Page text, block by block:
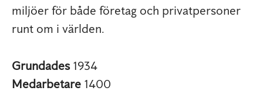
miljöer för både företag och privatpersoner
runt om i världen.
Grundades 1934
Medarbetare 1400